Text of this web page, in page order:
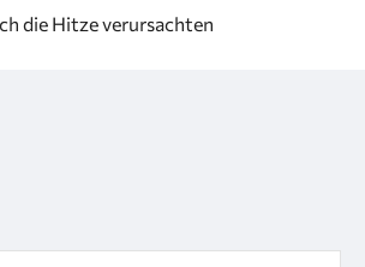
die Hitze verursachten